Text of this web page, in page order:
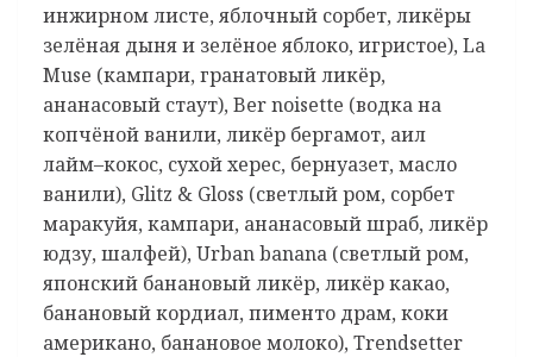
инжирном листе, яблочный сорбет, ликёры
зелёная дыня и зелёное яблоко, игристое), La
Muse (кампари, гранатовый ликёр,
ананасовый стаут), Ber noisette (водка на
копчёной ванили, ликёр бергамот, аил
лайм–кокос, сухой херес, бернуазет, масло
ванили), Glitz & Gloss (светлый ром, сорбет
маракуйя, кампари, ананасовый шраб, ликёр
юдзу, шалфей), Urban banana (светлый ром,
японский банановый ликёр, ликёр какао,
банановый кордиал, пименто драм, коки
американо, банановое молоко), Trendsetter